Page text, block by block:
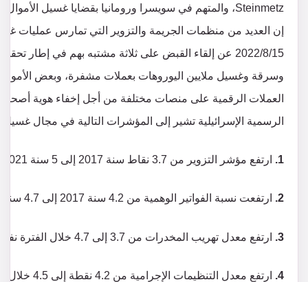
2022/8/15 عن إلقاء القبض على ثلاثة مشتبه بهم في إطار
وسرقة وغسيل ملايين اليوروهات بعملات مشفرة، وبعض
الرسمية الإسرائيلية تشير إلى المؤشرات التالية في مجال غسيل
1. ارتفع مؤشر التزوير من 3.7 نقاط سنة 2017 إلى 5 سنة 2021.
2. ارتفعت نسبة الفواتير الوهمية من 4.2 سنة 2017 إلى 4.7 سنة 2021.
3. ارتفع معدل تهريب المخدرات من 3.7 إلى 4.7 خلال الفترة نفسها.
4. ارتفع معدل التنظيمات الإجرامية من 4.2 نقطة إلى 4.5 خلال الفترة 2017-2021.